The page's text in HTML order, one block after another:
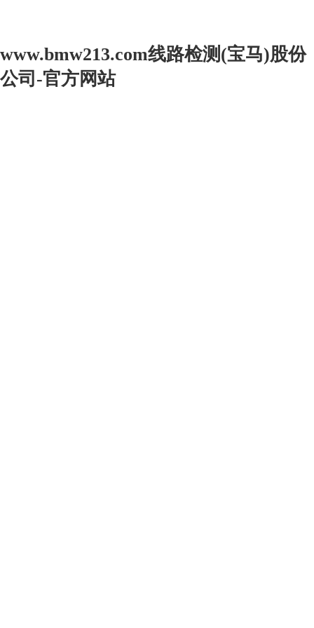
www.bmw213.com线路检测(宝马)股份
公司-官方网站